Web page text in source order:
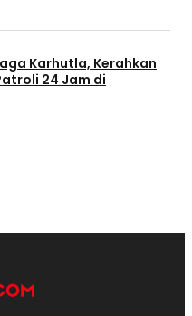
Karhutla, Kerahkan
24 Jam di